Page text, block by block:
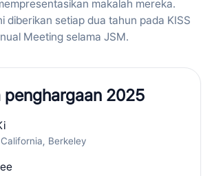
makalah mereka.
diberikan setiap dua tahun pada KISS
Meeting selama JSM.
penghargaan 2025
Berkeley